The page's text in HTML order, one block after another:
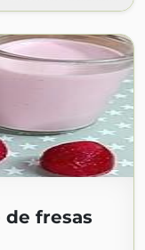
fresas